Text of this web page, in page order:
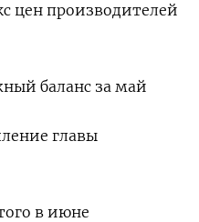
цен производителей
баланс за май
главы
в июне